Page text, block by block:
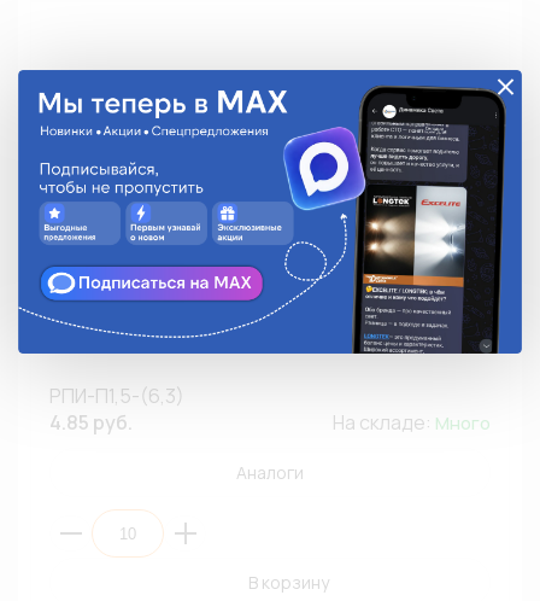
Разъем плоский ПАПА 6,3мм КВТ РПИ-П1,5-(6,3) с
изоляцией/латунь/красный (ПЭ10)
РПИ-П1,5-(6,3)
4.85 руб.
На складе: Много
Аналоги
В корзину